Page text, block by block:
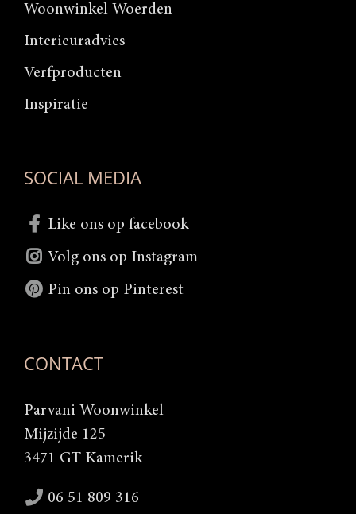
Woonwinkel Woerden
Interieuradvies
Verfproducten
Inspiratie
SOCIAL MEDIA
Like ons op facebook
Volg ons op Instagram
Pin ons op Pinterest
CONTACT
Parvani Woonwinkel
Mijzijde 125
3471 GT Kamerik
06 51 809 316